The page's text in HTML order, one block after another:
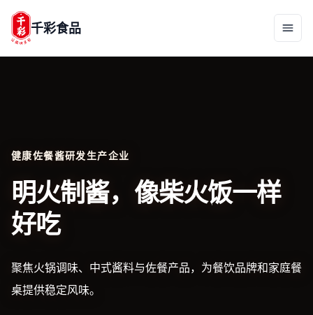
千彩食品
健康佐餐酱研发生产企业
明火制酱，像柴火饭一样
好吃
聚焦火锅调味、中式酱料与佐餐产品，为餐饮品牌和家庭餐
桌提供稳定风味。